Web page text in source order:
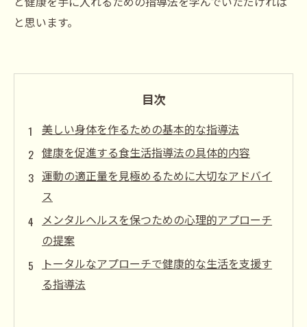
と思います。
目次
美しい身体を作るための基本的な指導法
健康を促進する食生活指導法の具体的内容
運動の適正量を見極めるために大切なアドバイ
ス
メンタルヘルスを保つための心理的アプローチ
の提案
トータルなアプローチで健康的な生活を支援す
る指導法